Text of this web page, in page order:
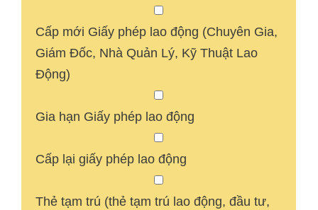
Cấp mới Giấy phép lao động (Chuyên Gia,
Giám Đốc, Nhà Quản Lý, Kỹ Thuật Lao
Động)
Gia hạn Giấy phép lao động
Cấp lại giấy phép lao động
Thẻ tạm trú (thẻ tạm trú lao động, đầu tư,